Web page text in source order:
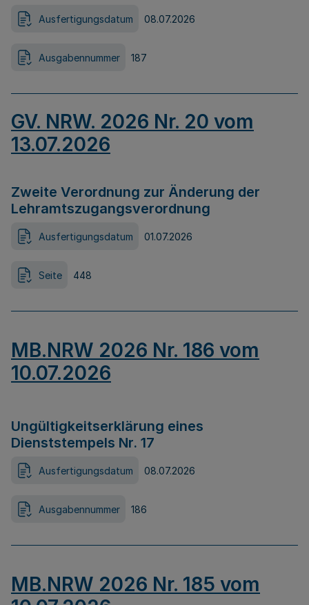
Ausfertigungsdatum 08.07.2026
Ausgabennummer 187
GV. NRW. 2026 Nr. 20 vom
13.07.2026
Zweite Verordnung zur Änderung der
Lehramtszugangsverordnung
Ausfertigungsdatum 01.07.2026
Seite 448
MB.NRW 2026 Nr. 186 vom
10.07.2026
Ungültigkeitserklärung eines
Dienststempels Nr. 17
Ausfertigungsdatum 08.07.2026
Ausgabennummer 186
MB.NRW 2026 Nr. 185 vom